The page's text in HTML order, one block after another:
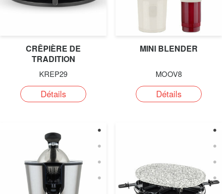
CRÊPIÈRE DE
TRADITION
KREP29
Détails
MINI BLENDER
MOOV8
Détails